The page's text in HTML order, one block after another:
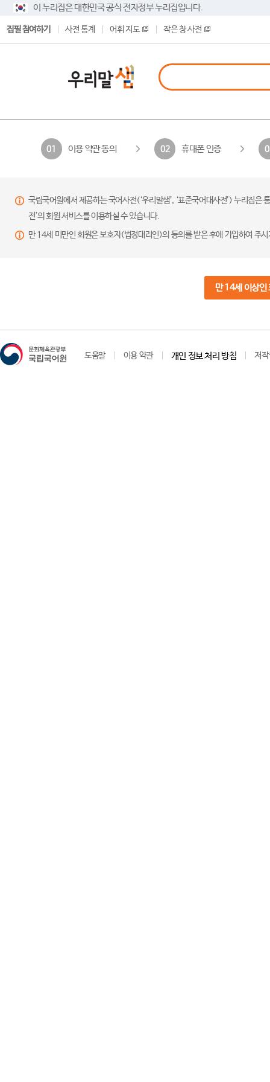
이 누리집은 대한민국 공식 전자정부 누리집입니다.
집필 참여하기 사전 통계 어휘 지도 작은 창 사전
01 이용 약관 동의 02 휴대폰 인증
국립국어원에서 제공하는 국어사전(‘우리말샘’, ‘표준국어대사전’) 누리집
전’의 회원 서비스를 이용하실 수 있습니다.
만 14세 미만인 회원은 보호자(법정대리인)의 동의를 받은 후에 가입하여 주
만 14세 이상인
도움말 이용 약관 개인 정보 처리 방침 저